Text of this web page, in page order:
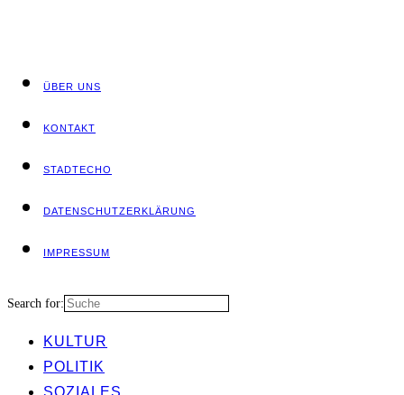
ÜBER UNS
KON­TAKT
STADT­ECHO
DATEN­SCHUTZ­ER­KLÄ­RUNG
IMPRES­SUM
Search for:
KUL­TUR
POLI­TIK